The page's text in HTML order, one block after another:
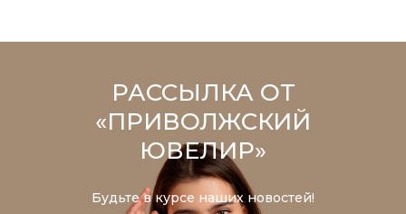
РАССЫЛКА ОТ
«ПРИВОЛЖСКИЙ
ЮВЕЛИР»
Будьте в курсе наших новостей!